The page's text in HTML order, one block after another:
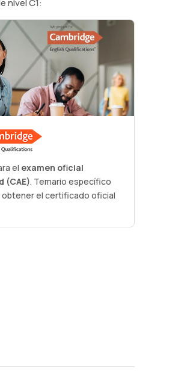
nivel C1:
el examen oficial
(CAE). Temario específico
obtener el certificado oficial